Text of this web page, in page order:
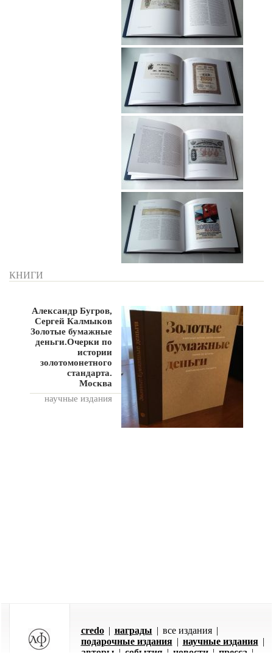
КНИГИ
Александр Бугров,
Сергей Калмыков
Золотые бумажные
деньги.Очерки по
истории
золотомонетного
стандарта.
Москва
научные издания
credo | награды | все издания |
подарочные издания | научные издания |
авторы | события | новости | пресса |